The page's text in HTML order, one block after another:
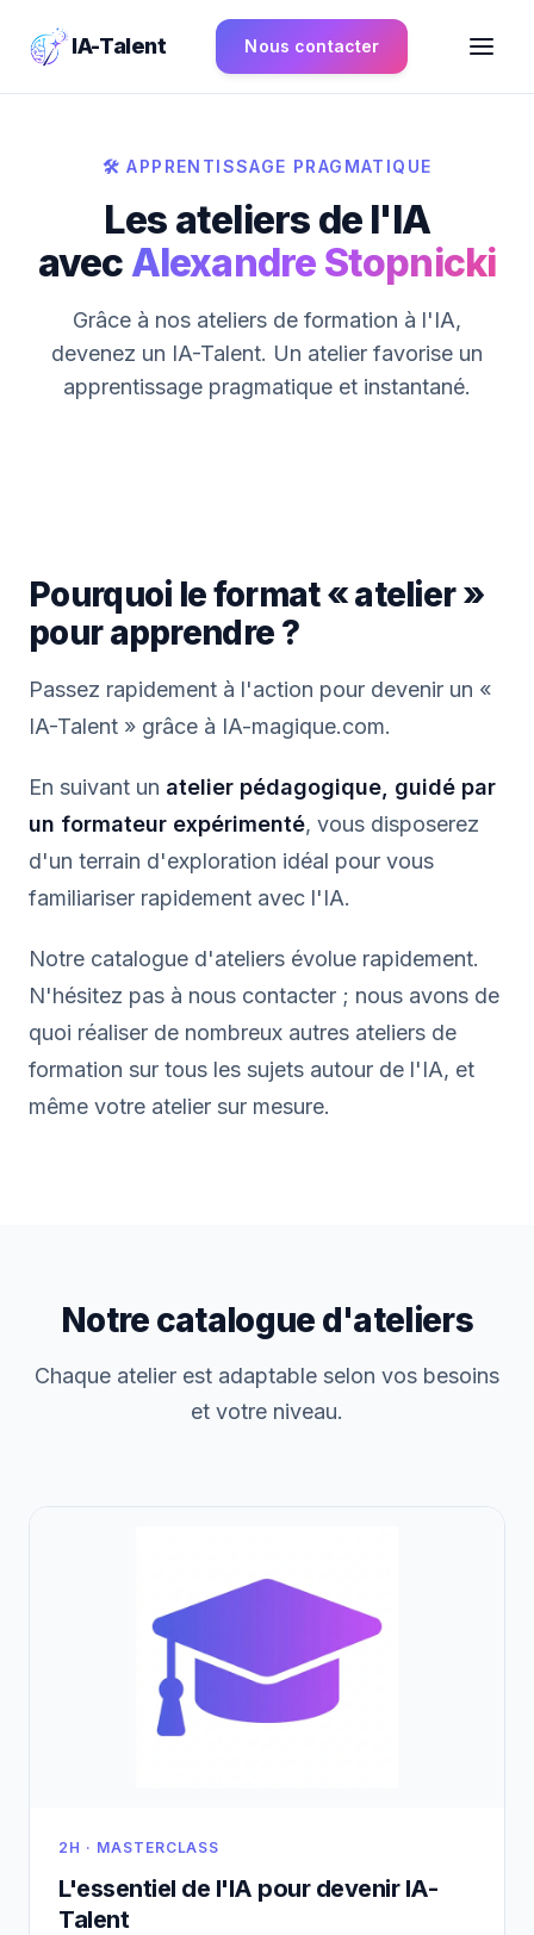
IA-Talent Nous contacter
🛠️ APPRENTISSAGE PRAGMATIQUE
Les ateliers de l'IA
avec Alexandre Stopnicki
Grâce à nos ateliers de formation à l'IA,
devenez un IA-Talent. Un atelier favorise un
apprentissage pragmatique et instantané.
Pourquoi le format « atelier »
pour apprendre ?
Passez rapidement à l'action pour devenir un «
IA-Talent » grâce à IA-magique.com.
En suivant un atelier pédagogique, guidé par
un formateur expérimenté, vous disposerez
d'un terrain d'exploration idéal pour vous
familiariser rapidement avec l'IA.
Notre catalogue d'ateliers évolue rapidement.
N'hésitez pas à nous contacter ; nous avons de
quoi réaliser de nombreux autres ateliers de
formation sur tous les sujets autour de l'IA, et
même votre atelier sur mesure.
Notre catalogue d'ateliers
Chaque atelier est adaptable selon vos besoins
et votre niveau.
2H · MASTERCLASS
L'essentiel de l'IA pour devenir IA-
Talent